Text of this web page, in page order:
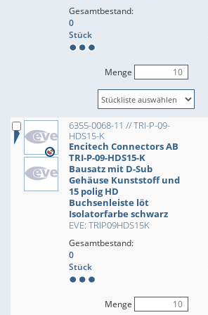
Gesamtbestand:
0
Stück
Menge
6355-0068-11 // TRI-P-09-
HDS15-K
Encitech Connectors AB
TRI-P-09-HDS15-K
Bausatz mit D-Sub
Gehäuse Kunststoff und
15 polig HD
Buchsenleiste löt
Isolatorfarbe schwarz
EVE: TRIP09HDS15K
Gesamtbestand:
0
Stück
Menge